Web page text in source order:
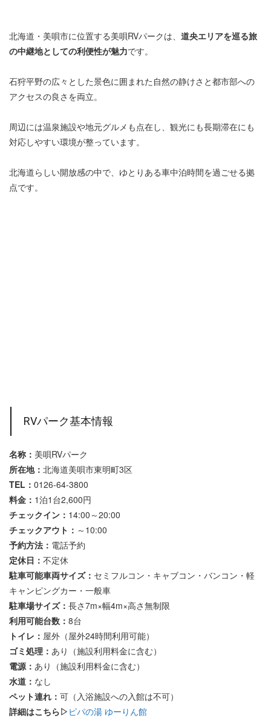
北海道・美唄市に位置する美唄RVパークは、 道央エリアを巡る旅
の中継地としての利便性が魅力です。
石狩平野の広々とした景色に囲まれた自然の静けさと都市部への
アクセスの良さを両立。
周辺には温泉施設や地元グルメも点在し、観光にも長期滞在にも
対応しやすい環境が整っています。
北海道らしい開放感の中で、ゆとりある車中泊時間を過ごせる拠
点です。
RVパーク基本情報
名称： 美唄RVパーク
所在地： 北海道美唄市東明町3区
TEL： 0126-64-3800
料金： 1泊1台2,600円
チェックイン： 14:00～20:00
チェックアウト： ～10:00
予約方法： 電話予約
定休日： 不定休
駐車可能車両サイズ： セミフルコン・キャブコン・バンコン・軽
キャンピングカー・一般車
駐車場サイズ： 長さ7m×幅4m×高さ無制限
利用可能台数： 8台
トイレ： 屋外（屋外24時間利用可能）
ゴミ処理： あり（施設利用料金に含む）
電源： あり（施設利用料金に含む）
水道： なし
ペット連れ： 可（入浴施設への入館は不可）
詳細はこちら▷ ピパの湯 ゆーりん館